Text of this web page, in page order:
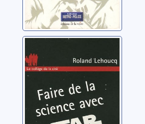
science avec
Star Wars
Lehoucq, Roland